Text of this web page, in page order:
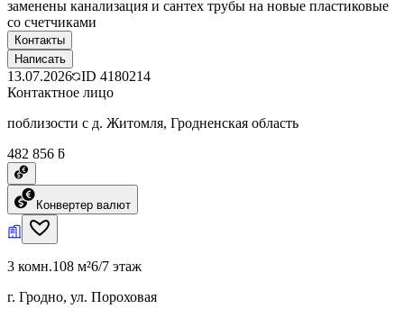
заменены канализация и сантех трубы на новые пластиковые
со счетчиками
Контакты
Написать
13.07.2026 ID 4180214
Контактное лицо
поблизости с д. Житомля, Гродненская область
482 856 ƃ
Конвертер валют
3 комн.108 м²6/7 этаж
г. Гродно, ул. Пороховая